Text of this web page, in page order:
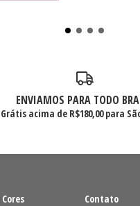
ENVIAMOS PARA TODO
acima de R$180,00 para
Contato